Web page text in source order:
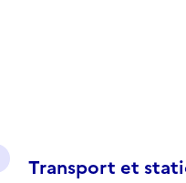
Transport et